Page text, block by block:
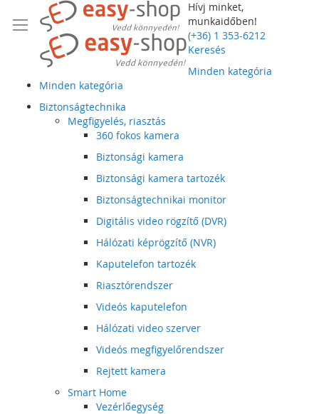
Hívj minket,
munkaidőben!
(+36) 1 353-6212
Keresés
Minden kategória
Minden kategória
Biztonságtechnika
Megfigyelés, riasztás
360 fokos kamera
Biztonsági kamera
Biztonsági kamera tartozék
Biztonságtechnikai monitor
Digitális video rögzítő (DVR)
Hálózati képrögzítő (NVR)
Kaputelefon tartozék
Riasztórendszer
Videós kaputelefon
Hálózati video szerver
Videós megfigyelőrendszer
Rejtett kamera
Smart Home
Vezérlőegység